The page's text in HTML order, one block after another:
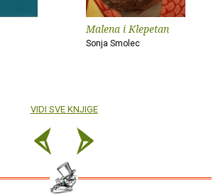
Malena i Klepetan
Sonja Smolec
VIDI SVE KNJIGE